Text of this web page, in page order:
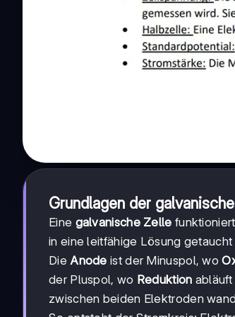
Grundlagen der
Eine galvanische Zelle
in eine leitfähige Lösung
Die Anode ist der Minuspol, wo
der Pluspol, wo Reduktion
zwischen beiden Elektroden